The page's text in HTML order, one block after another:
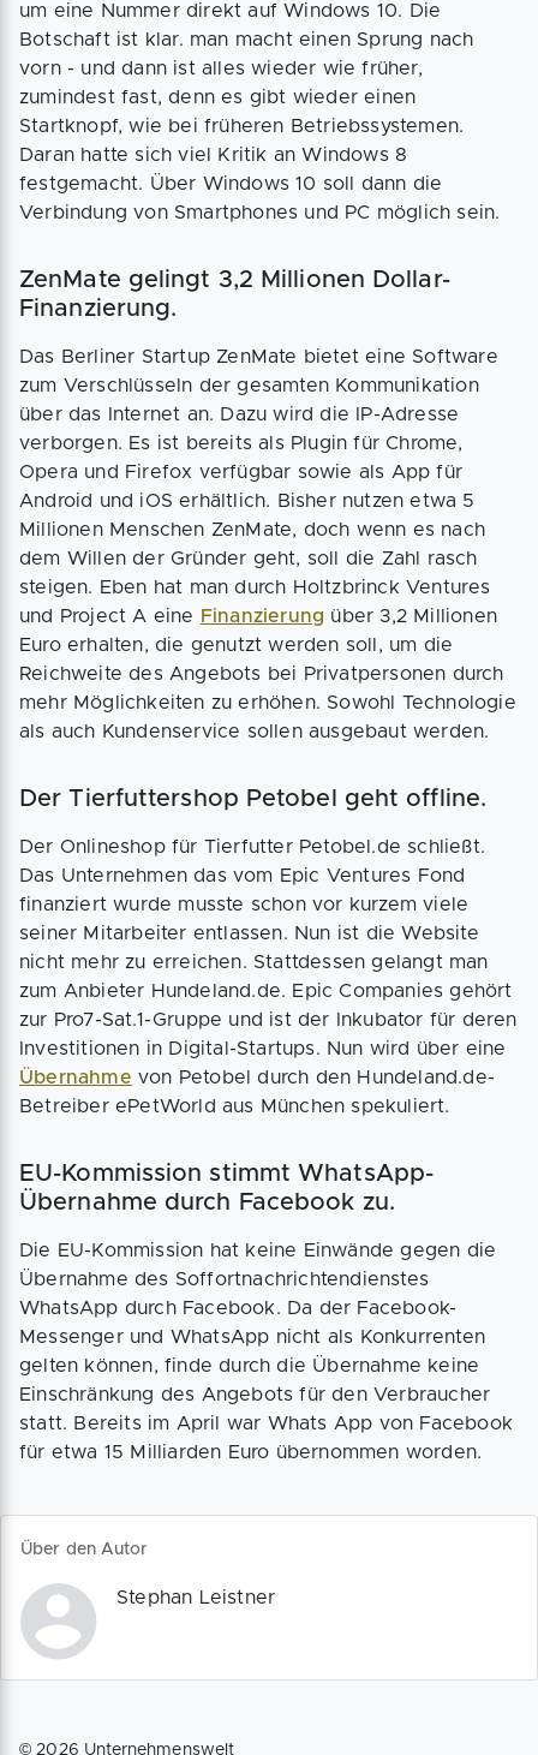
um eine Nummer direkt auf Windows 10. Die
Botschaft ist klar. man macht einen Sprung nach
vorn - und dann ist alles wieder wie früher,
zumindest fast, denn es gibt wieder einen
Startknopf, wie bei früheren Betriebssystemen.
Daran hatte sich viel Kritik an Windows 8
festgemacht. Über Windows 10 soll dann die
Verbindung von Smartphones und PC möglich sein.
ZenMate gelingt 3,2 Millionen Dollar-
Finanzierung.
Das Berliner Startup ZenMate bietet eine Software
zum Verschlüsseln der gesamten Kommunikation
über das Internet an. Dazu wird die IP-Adresse
verborgen. Es ist bereits als Plugin für Chrome,
Opera und Firefox verfügbar sowie als App für
Android und iOS erhältlich. Bisher nutzen etwa 5
Millionen Menschen ZenMate, doch wenn es nach
dem Willen der Gründer geht, soll die Zahl rasch
steigen. Eben hat man durch Holtzbrinck Ventures
und Project A eine Finanzierung über 3,2 Millionen
Euro erhalten, die genutzt werden soll, um die
Reichweite des Angebots bei Privatpersonen durch
mehr Möglichkeiten zu erhöhen. Sowohl Technologie
als auch Kundenservice sollen ausgebaut werden.
Der Tierfuttershop Petobel geht offline.
Der Onlineshop für Tierfutter Petobel.de schließt.
Das Unternehmen das vom Epic Ventures Fond
finanziert wurde musste schon vor kurzem viele
seiner Mitarbeiter entlassen. Nun ist die Website
nicht mehr zu erreichen. Stattdessen gelangt man
zum Anbieter Hundeland.de. Epic Companies gehört
zur Pro7-Sat.1-Gruppe und ist der Inkubator für deren
Investitionen in Digital-Startups. Nun wird über eine
Übernahme von Petobel durch den Hundeland.de-
Betreiber ePetWorld aus München spekuliert.
EU-Kommission stimmt WhatsApp-
Übernahme durch Facebook zu.
Die EU-Kommission hat keine Einwände gegen die
Übernahme des Soffortnachrichtendienstes
WhatsApp durch Facebook. Da der Facebook-
Messenger und WhatsApp nicht als Konkurrenten
gelten können, finde durch die Übernahme keine
Einschränkung des Angebots für den Verbraucher
statt. Bereits im April war Whats App von Facebook
für etwa 15 Milliarden Euro übernommen worden.
Über den Autor
Stephan Leistner
©2026 Unternehmenswelt